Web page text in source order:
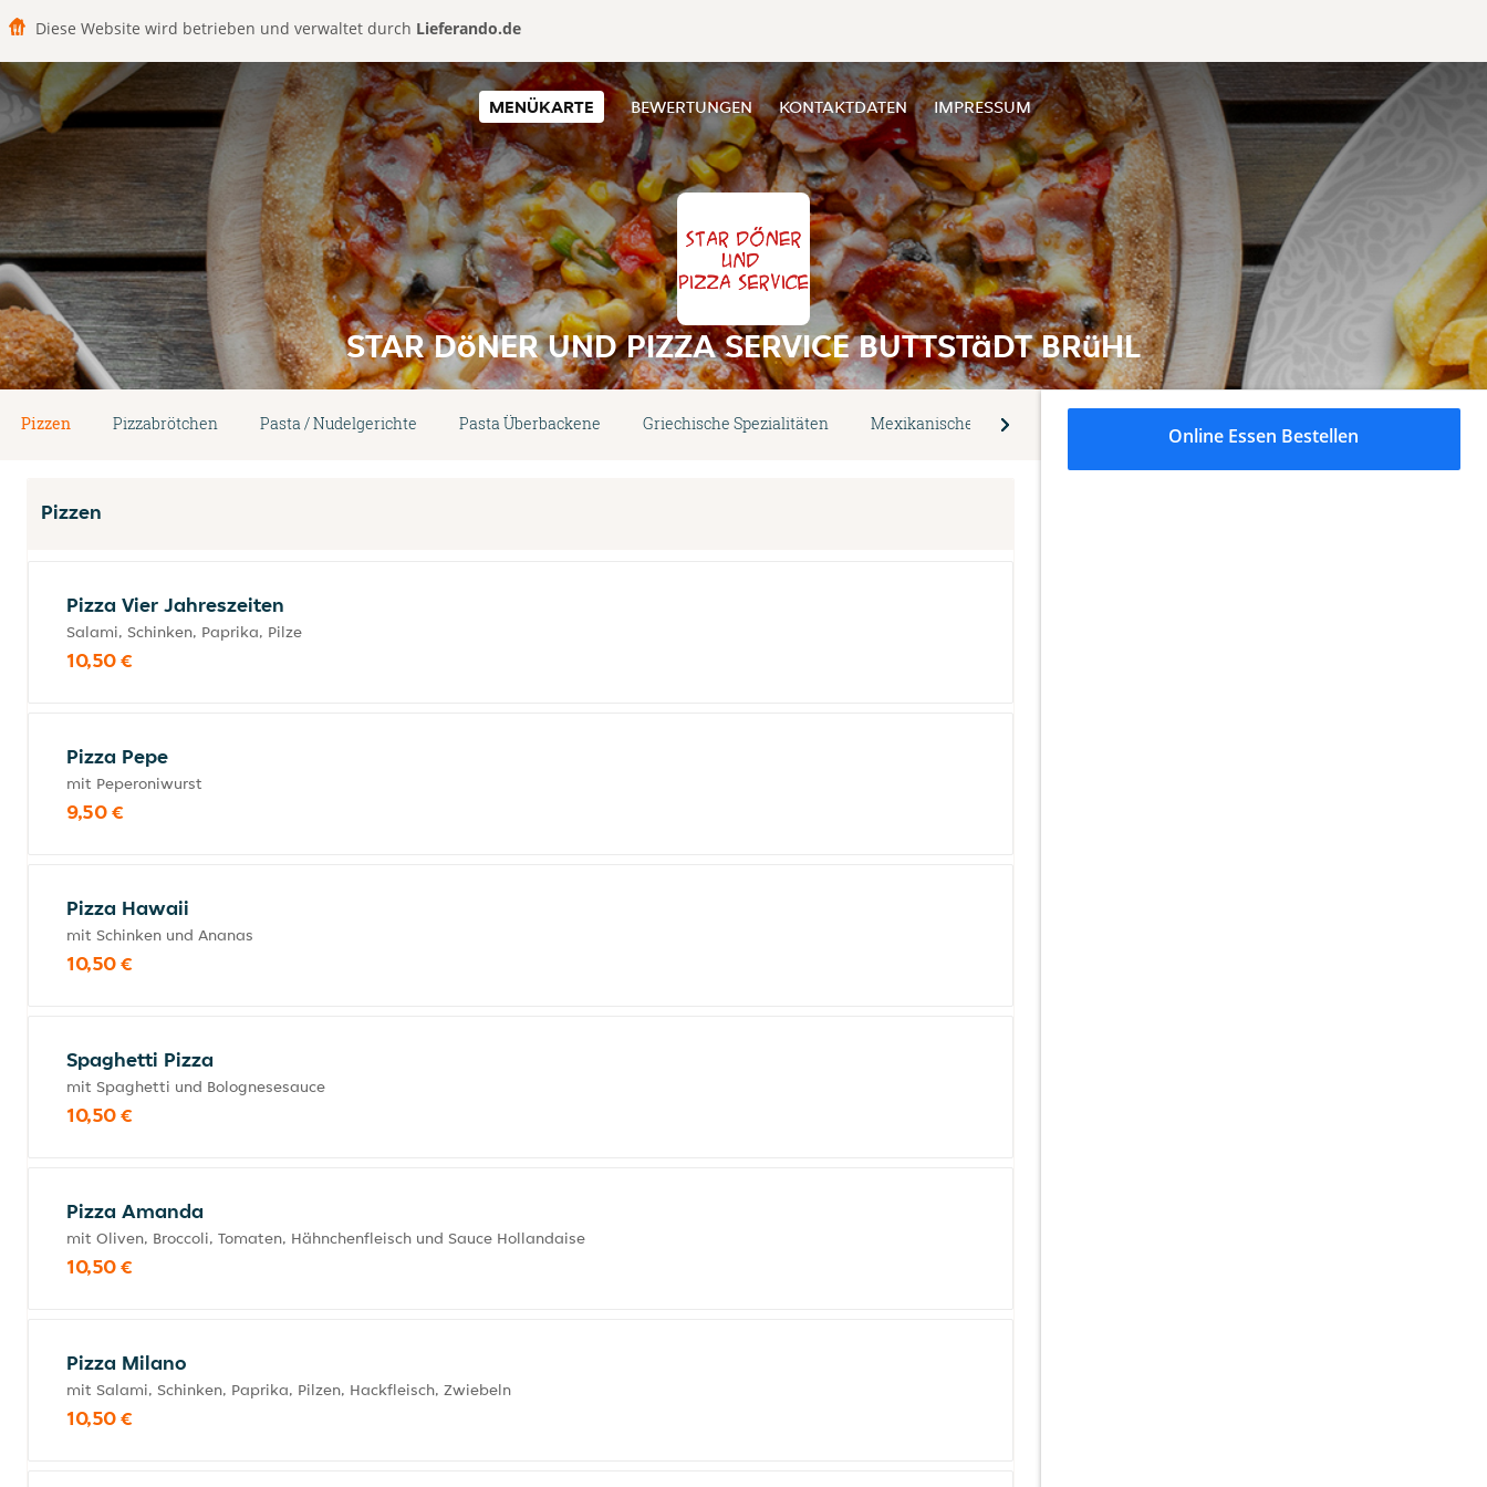
Diese Website wird betrieben und verwaltet durch Lieferando.de
MENÜKARTE BEWERTUNGEN KONTAKTDATEN IMPRESSUM
STAR DöNER UND PIZZA SERVICE BUTTSTäDT BRüHL
Pizzen Pizzabrötchen Pasta / Nudelgerichte Pasta Überbackene Griechische Spezialitäten Mexikanische Spezialitäten Bratwurst Spezial Indische Spezialitäten
Pizzen
Pizza Vier Jahreszeiten
Salami, Schinken, Paprika, Pilze
10,50 €
Pizza Pepe
mit Peperoniwurst
9,50 €
Pizza Hawaii
mit Schinken und Ananas
10,50 €
Spaghetti Pizza
mit Spaghetti und Bolognesesauce
10,50 €
Pizza Amanda
mit Oliven, Broccoli, Tomaten, Hähnchenfleisch und Sauce Hollandaise
10,50 €
Pizza Milano
mit Salami, Schinken, Paprika, Pilzen, Hackfleisch, Zwiebeln
10,50 €
Online Essen Bestellen